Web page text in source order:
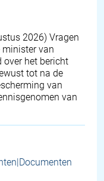
2026) Vragen
van
over het bericht
tot na de
van
van